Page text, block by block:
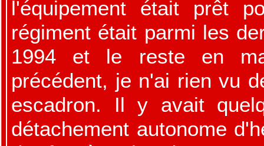
l'équipement était prêt
régiment était parmi les
1994 et le reste en
précédent, je n'ai rien vu
escadron. Il y avait
détachement autonome